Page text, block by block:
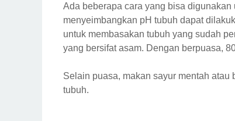
Ada beberapa cara yang bisa
menyeimbangkan pH tubuh dapat
untuk membasakan tubuh yang sudah
yang bersifat asam. Dengan berpuasa,
Selain puasa, makan sayur mentah
tubuh.